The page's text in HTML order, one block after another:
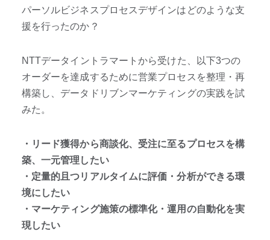
パーソルビジネスプロセスデザインはどのような支
援を行ったのか？
NTTデータイントラマートから受けた、以下3つの
オーダーを達成するために営業プロセスを整理・再
構築し、データドリブンマーケティングの実践を試
みた。
・リード獲得から商談化、受注に至るプロセスを構
築、一元管理したい
・定量的且つリアルタイムに評価・分析ができる環
境にしたい
・マーケティング施策の標準化・運用の自動化を実
現したい